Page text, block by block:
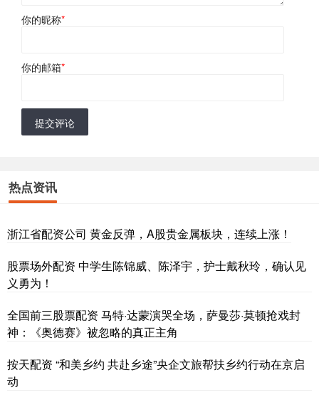
你的昵称*
你的邮箱*
提交评论
热点资讯
浙江省配资公司 黄金反弹，A股贵金属板块，连续上涨！
股票场外配资 中学生陈锦威、陈泽宇，护士戴秋玲，确认见
义勇为！
全国前三股票配资 马特·达蒙演哭全场，萨曼莎·莫顿抢戏封
神：《奥德赛》被忽略的真正主角
按天配资 “和美乡约 共赴乡途”央企文旅帮扶乡约行动在京启
动